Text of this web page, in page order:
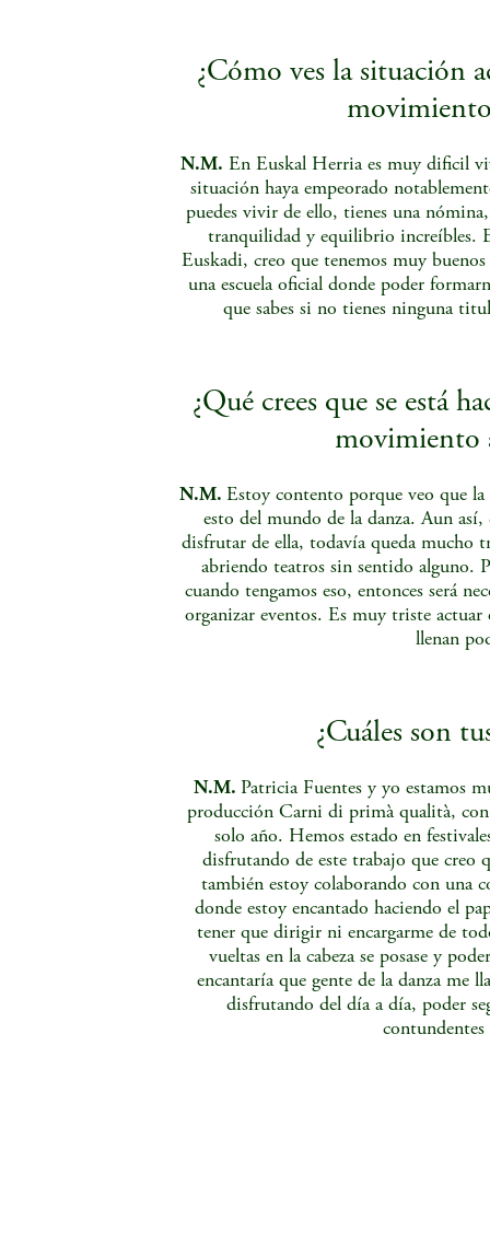
¿Cómo ves la situación
movimiento
N.M. En Euskal Herria es muy dificil
situación haya empeorado
puedes vivir de ello, tienes una
tranquilidad y equilibrio increíbles.
Euskadi, creo que tenemos muy
una escuela oficial donde poder
que sabes si no tienes ninguna
¿Qué crees que se está
movimiento
N.M. Estoy contento porque veo que la
esto del mundo de la danza. Aun
disfrutar de ella, todavía queda mucho
abriendo teatros sin sentido alguno.
cuando tengamos eso, entonces será
organizar eventos. Es muy triste
llenan
¿Cuáles son
N.M. Patricia Fuentes y yo estamos
producción Carni di primà qualità,
solo año. Hemos estado en
disfrutando de este trabajo que creo
también estoy colaborando con una
donde estoy encantado haciendo el
tener que dirigir ni encargarme de
vueltas en la cabeza se posase y
encantaría que gente de la danza me
disfrutando del día a día, poder
contundentes